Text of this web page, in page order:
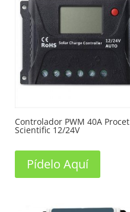
Controlador PWM 40A Procet
Scientific 12/24V
Pídelo Aquí